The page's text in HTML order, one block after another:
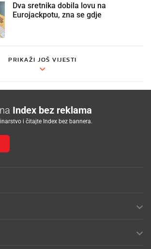
Dva sretnika dobila lovu na
Eurojackpotu, zna se gdje
PRIKAŽI JOŠ VIJESTI
Index bez reklama
i čitajte Index bez bannera.